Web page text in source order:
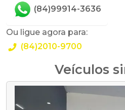
(84)99914-3636
Ou ligue agora para:
(84)2010-9700
Veículos